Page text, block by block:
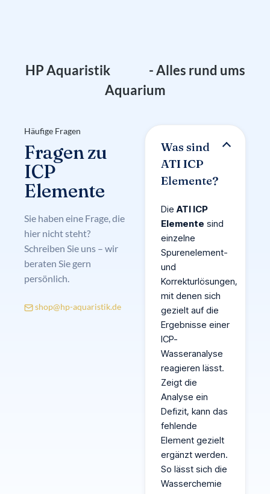
HP Aquaristik Q- Alles rund ums
Aquarium
Häufige Fragen
Fragen zu
ICP
Elemente
Sie haben eine Frage, die
hier nicht steht?
Schreiben Sie uns – wir
beraten Sie gern
persönlich.
shop@hp-aquaristik.de
Was sind
ATI ICP
Elemente?
DieATI ICP
Elemente sind
einzelne
Spurenelement-
und
Korrekturlösungen,
mit denen sich
gezielt auf die
Ergebnisse einer
ICP-
Wasseranalyse
reagieren lässt.
Zeigt die
Analyse ein
Defizit, kann das
fehlende
Element gezielt
ergänzt werden.
So lässt sich die
Wasserchemie